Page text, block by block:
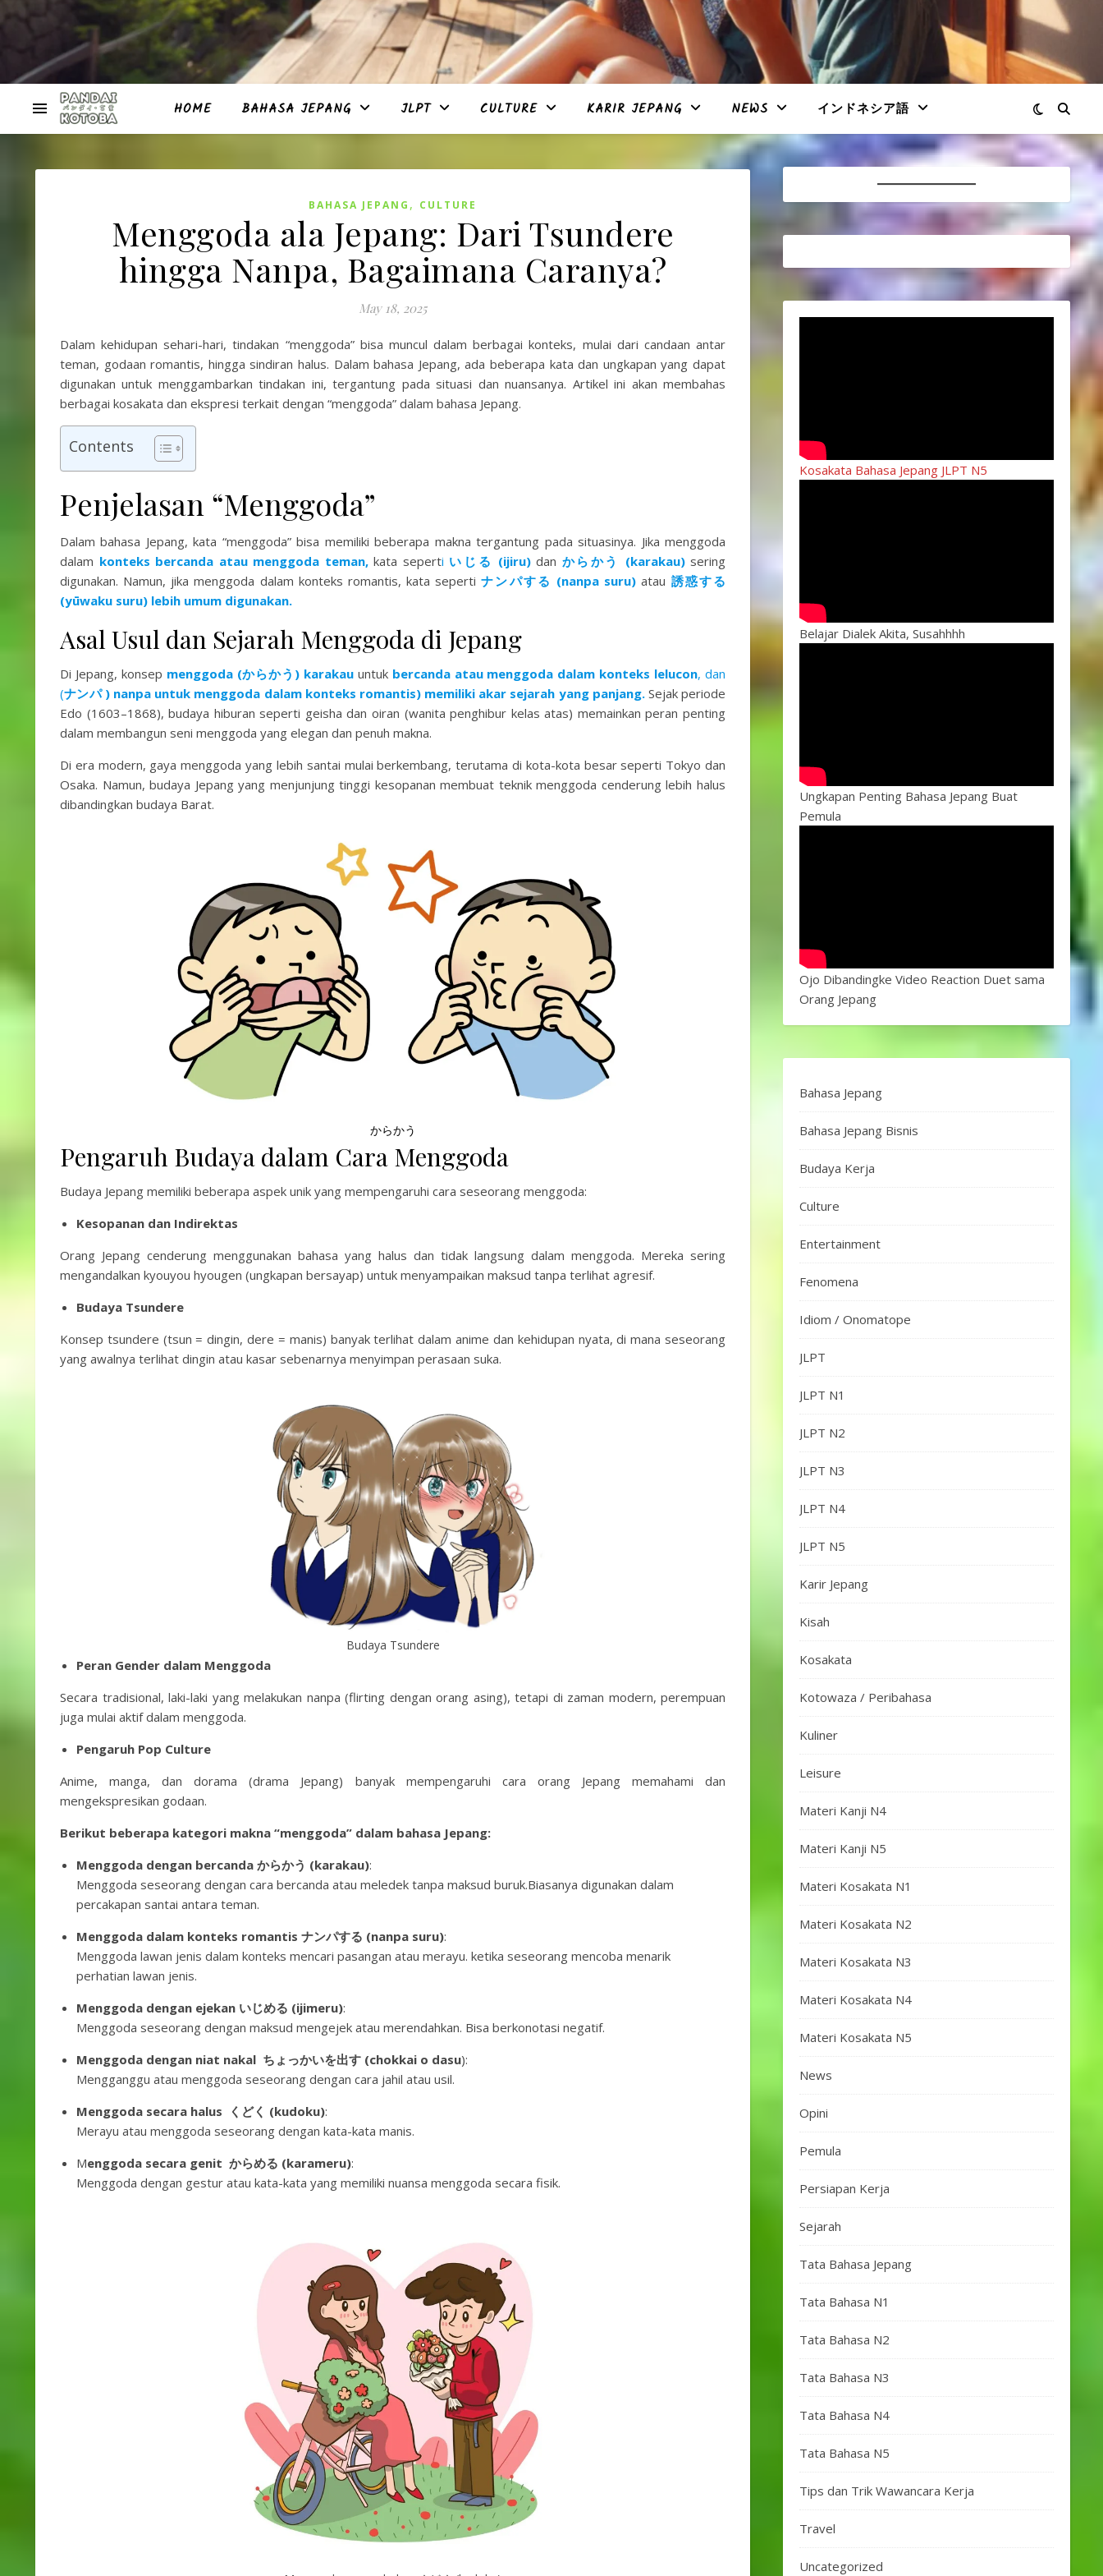
HOME BAHASA JEPANG JLPT CULTURE KARIR JEPANG NEWS インドネシア語
BAHASA JEPANG , CULTURE
Menggoda ala Jepang: Dari Tsundere
hingga Nanpa, Bagaimana Caranya?
May 18, 2025
Dalam kehidupan sehari-hari, tindakan “menggoda” bisa muncul dalam berbagai konteks, mulai dari candaan antar
teman, godaan romantis, hingga sindiran halus. Dalam bahasa Jepang, ada beberapa kata dan ungkapan yang dapat
digunakan untuk menggambarkan tindakan ini, tergantung pada situasi dan nuansanya. Artikel ini akan membahas
berbagai kosakata dan ekspresi terkait dengan “menggoda” dalam bahasa Jepang.
Contents
Penjelasan “Menggoda”
Dalam bahasa Jepang, kata “menggoda” bisa memiliki beberapa makna tergantung pada situasinya. Jika menggoda
dalam konteks bercanda atau menggoda teman,kata seperti いじる (ijiru) dan からかう (karakau)sering
digunakan. Namun, jika menggoda dalam konteks romantis, kata sepertiナンパする (nanpa suru) atau 誘惑する
(yūwaku suru) lebih umum digunakan.
Asal Usul dan Sejarah Menggoda di Jepang
Di Jepang, konsep menggoda (からかう) karakauuntuk bercanda atau menggoda dalam konteks lelucon, dan
(ナンパ ) nanpa untuk menggoda dalam konteks romantis) memiliki akar sejarah yang panjang. Sejak periode
Edo (1603–1868), budaya hiburan seperti geisha dan oiran (wanita penghibur kelas atas) memainkan peran penting
dalam membangun seni menggoda yang elegan dan penuh makna.
Di era modern, gaya menggoda yang lebih santai mulai berkembang, terutama di kota-kota besar seperti Tokyo dan
Osaka. Namun, budaya Jepang yang menjunjung tinggi kesopanan membuat teknik menggoda cenderung lebih halus
dibandingkan budaya Barat.
からかう
Pengaruh Budaya dalam Cara Menggoda
Budaya Jepang memiliki beberapa aspek unik yang mempengaruhi cara seseorang menggoda:
Kesopanan dan Indirektas
Orang Jepang cenderung menggunakan bahasa yang halus dan tidak langsung dalam menggoda. Mereka sering
mengandalkan kyouyou hyougen (ungkapan bersayap) untuk menyampaikan maksud tanpa terlihat agresif.
Budaya Tsundere
Konsep tsundere (tsun = dingin, dere = manis) banyak terlihat dalam anime dan kehidupan nyata, di mana seseorang
yang awalnya terlihat dingin atau kasar sebenarnya menyimpan perasaan suka.
Budaya Tsundere
Peran Gender dalam Menggoda
Secara tradisional, laki-laki yang melakukan nanpa (flirting dengan orang asing), tetapi di zaman modern, perempuan
juga mulai aktif dalam menggoda.
Pengaruh Pop Culture
Anime, manga, dan dorama (drama Jepang) banyak mempengaruhi cara orang Jepang memahami dan
mengekspresikan godaan.
Berikut beberapa kategori makna “menggoda” dalam bahasa Jepang:
Menggoda dengan bercanda からかう (karakau):
Menggoda seseorang dengan cara bercanda atau meledek tanpa maksud buruk.Biasanya digunakan dalam
percakapan santai antara teman.
Menggoda dalam konteks romantis ナンパする (nanpa suru):
Menggoda lawan jenis dalam konteks mencari pasangan atau merayu. ketika seseorang mencoba menarik
perhatian lawan jenis.
Menggoda dengan ejekan いじめる (ijimeru):
Menggoda seseorang dengan maksud mengejek atau merendahkan. Bisa berkonotasi negatif.
Menggoda dengan niat nakal ちょっかいを出す (chokkai o dasu):
Mengganggu atau menggoda seseorang dengan cara jahil atau usil.
Menggoda secara halus くどく (kudoku):
Merayu atau menggoda seseorang dengan kata-kata manis.
Menggoda secara genit からめる (karameru):
Menggoda dengan gestur atau kata-kata yang memiliki nuansa menggoda secara fisik.
Kosakata Bahasa Jepang JLPT N5
Belajar Dialek Akita, Susahhhh
Ungkapan Penting Bahasa Jepang Buat
Pemula
Ojo Dibandingke Video Reaction Duet sama
Orang Jepang
Bahasa Jepang
Bahasa Jepang Bisnis
Budaya Kerja
Culture
Entertainment
Fenomena
Idiom / Onomatope
JLPT
JLPT N1
JLPT N2
JLPT N3
JLPT N4
JLPT N5
Karir Jepang
Kisah
Kosakata
Kotowaza / Peribahasa
Kuliner
Leisure
Materi Kanji N4
Materi Kanji N5
Materi Kosakata N1
Materi Kosakata N2
Materi Kosakata N3
Materi Kosakata N4
Materi Kosakata N5
News
Opini
Pemula
Persiapan Kerja
Sejarah
Tata Bahasa Jepang
Tata Bahasa N1
Tata Bahasa N2
Tata Bahasa N3
Tata Bahasa N4
Tata Bahasa N5
Tips dan Trik Wawancara Kerja
Travel
Uncategorized